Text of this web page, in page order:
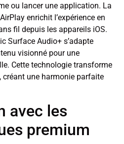
ou lancer une application. La
enrichit l’expérience en
fil depuis les appareils iOS.
Surface Audio+ s’adapte
visionné pour une
Cette technologie transforme
créant une harmonie parfaite
avec les
premium